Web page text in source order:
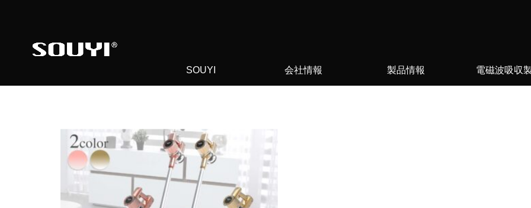
SOUYI 会社情報 製品情報 電磁波吸収